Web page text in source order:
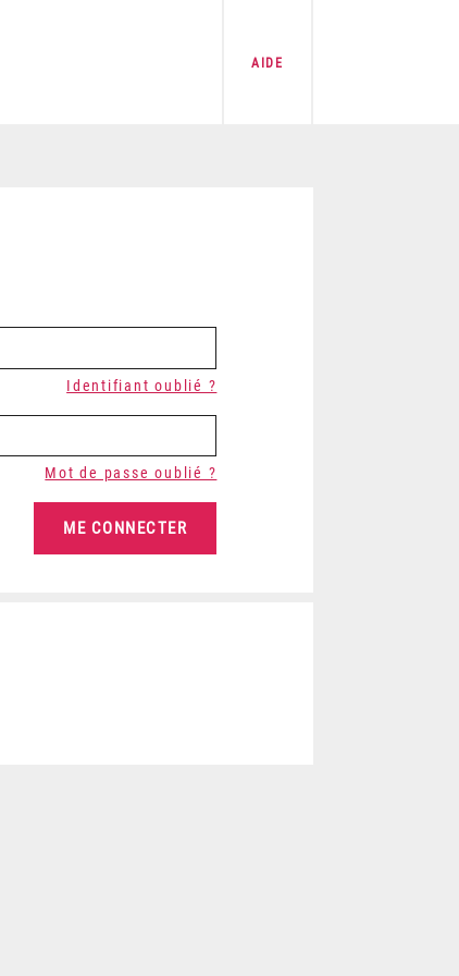
AIDE
Identifiant oublié ?
Mot de passe oublié ?